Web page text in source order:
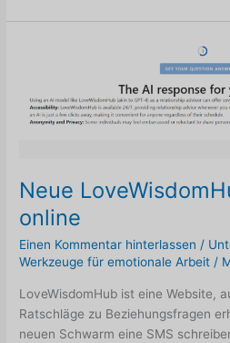
es
Menschen
sich
Neue
online
Einen Kommentar hinterlassen /
Werkzeuge für emotionale Arbeit /
LoveWisdomHub ist eine Website,
Ratschläge zu Beziehungsfragen
neuen Schwarm eine SMS